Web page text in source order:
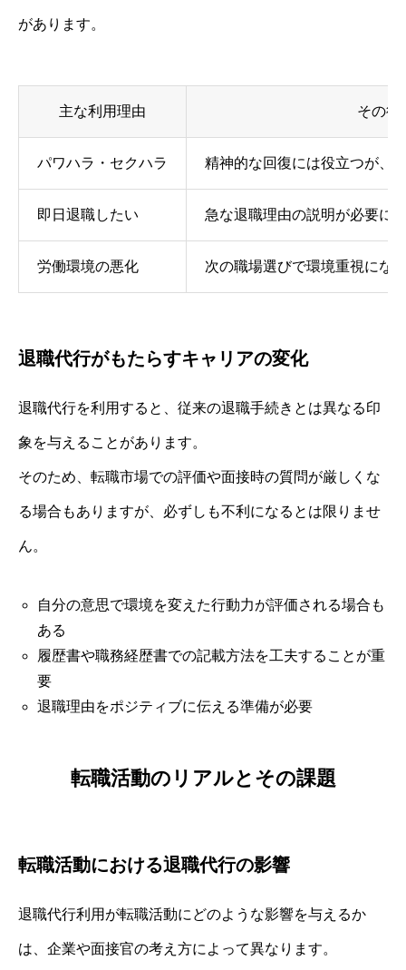
があります。
主な利用理由 その後
パワハラ・セクハラ 精神的な回復には役立つが、
即日退職したい 急な退職理由の説明が必要に
労働環境の悪化 次の職場選びで環境重視にな
退職代行がもたらすキャリアの変化
退職代行を利用すると、従来の退職手続きとは異なる印
象を与えることがあります。
そのため、転職市場での評価や面接時の質問が厳しくな
る場合もありますが、必ずしも不利になるとは限りませ
ん。
自分の意思で環境を変えた行動力が評価される場合も
ある
履歴書や職務経歴書での記載方法を工夫することが重
要
退職理由をポジティブに伝える準備が必要
転職活動のリアルとその課題
転職活動における退職代行の影響
退職代行利用が転職活動にどのような影響を与えるか
は、企業や面接官の考え方によって異なります。